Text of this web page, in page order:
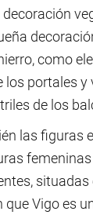
como
los portales
de los
las figuras
que Vigo es